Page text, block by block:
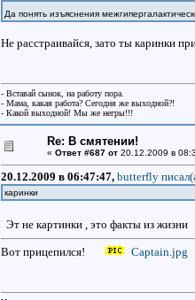
Да понять изъяснения
Не расстраивайся, зато ты каринки
- Вставай сынок, на работу пора.
- Мама, какая работа? Сегодня же выходной?!
- Какой выходной! Мы же негры!!!
Re: В смятении!
« Ответ #687 от20.12.2009 в
20.12.2009 в 06:47:47, butterfly
каринки
Эт не картинки , это факты из жизни
Вот прицепился! Captain.jpg